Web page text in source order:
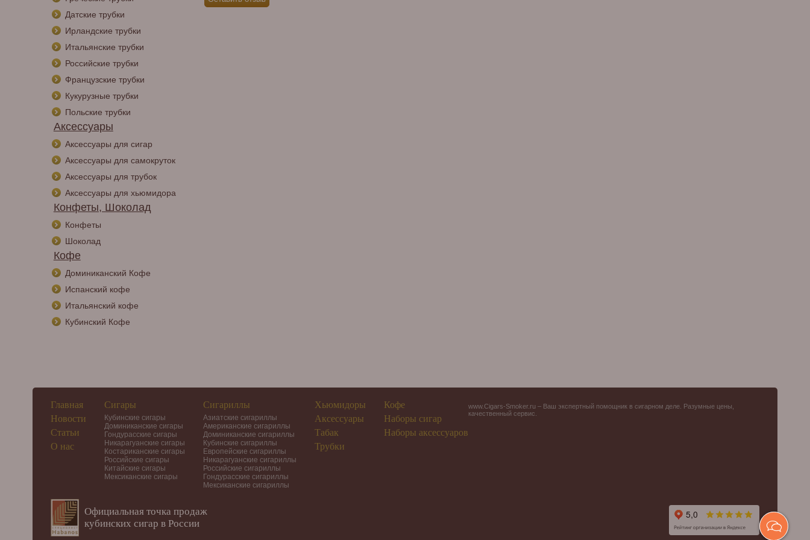
Датские трубки
Ирландские трубки
Итальянские трубки
Российские трубки
Французские трубки
Кукурузные трубки
Польские трубки
Аксессуары
Аксессуары для сигар
Аксессуары для самокруток
Аксессуары для трубок
Аксессуары для хьюмидора
Конфеты, Шоколад
Конфеты
Шоколад
Кофе
Доминиканский Кофе
Испанский кофе
Итальянский кофе
Кубинский Кофе
Главная
Новости
Статьи
О нас
Сигары
Кубинские сигары
Доминиканские сигары
Гондурасские сигары
Никарагуанские сигары
Костариканские сигары
Российские сигары
Китайские сигары
Мексиканские сигары
Сигариллы
Азиатские сигариллы
Американские сигариллы
Доминиканские сигариллы
Кубинские сигариллы
Европейские сигариллы
Никарагуанские сигариллы
Российские сигариллы
Гондурасские сигариллы
Мексиканские сигариллы
Хьюмидоры
Аксессуары
Табак
Трубки
Кофе
Наборы сигар
Наборы аксессуаров
www.Cigars-Smoker.ru – Ваш экспертный помощник в сигарном деле. Разумные цены,
качественный сервис.
Официальная точка продаж
кубинских сигар в России